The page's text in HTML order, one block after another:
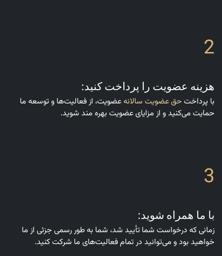
2
هزینه عضویت را پرداخت کنید:
با پرداخت حق عضویت سالانهعضویت، از فعالیت‌ها و توسعه ما
حمایت می‌کنید و از مزایای عضویت بهره مند شوید.
3
با ما همراه شوید:
زمانی که درخواست شما تأیید شد، شما به طور رسمی جزئی از ما
خواهید بود و می‌توانید در تمام فعالیت‌های ما شرکت کنید.